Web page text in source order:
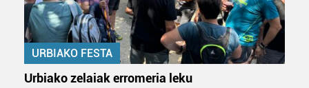
URBIAKO FESTA
Urbiako zelaiak erromeria leku